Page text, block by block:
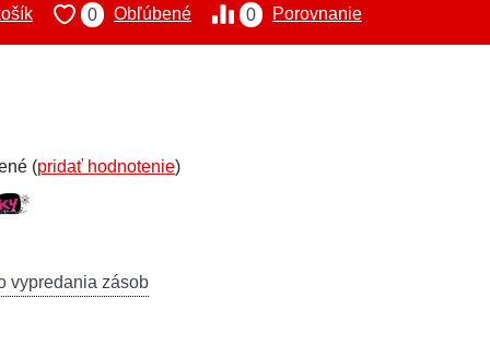
0 Porovnanie
0 Obľúbené
(pridať hodnotenie)
vypredania zásob